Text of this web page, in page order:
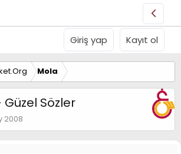
Giriş yap Kayıt ol
Mola
Güzel Sözler
2008